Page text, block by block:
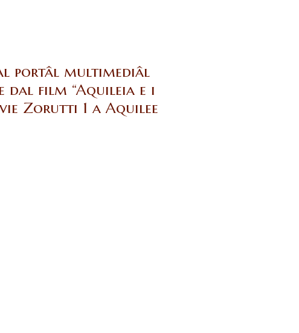
portâl multimediâl
dal film “Aquileia e i
Zorutti 1 a Aquilee